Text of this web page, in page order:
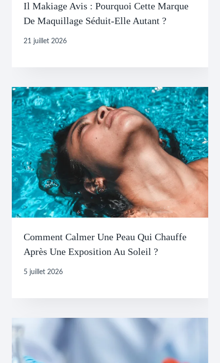
Il Makiage Avis : Pourquoi Cette Marque
De Maquillage Séduit-Elle Autant ?
21 juillet 2026
Comment Calmer Une Peau Qui Chauffe
Après Une Exposition Au Soleil ?
5 juillet 2026